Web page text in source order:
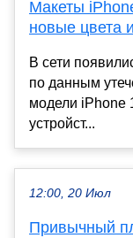
Макеты
новые цвета
В сети
по данным
модели iPhone
устройст...
12:00, 20 Июл
Привычный